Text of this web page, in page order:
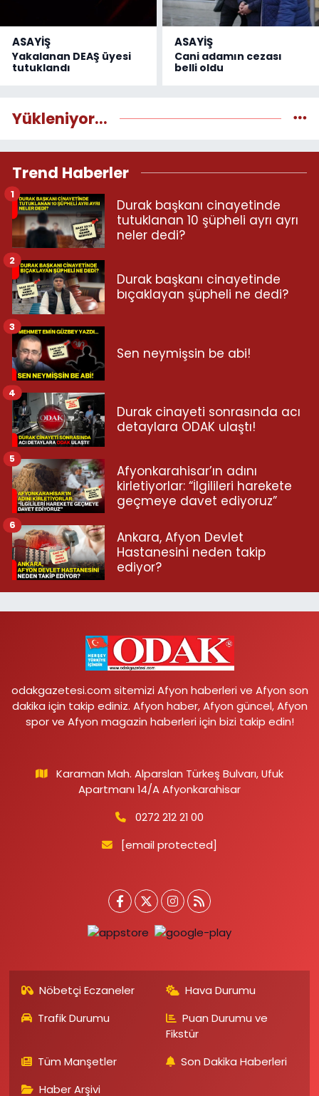
ASAYİŞ
Yakalanan DEAŞ üyesi
tutuklandı
ASAYİŞ
Cani adamın cezası
belli oldu
Yükleniyor...
Trend Haberler
Durak başkanı cinayetinde
tutuklanan 10 şüpheli ayrı ayrı
neler dedi?
1
Durak başkanı cinayetinde
bıçaklayan şüpheli ne dedi?
2
Sen neymişsin be abi!
3
Durak cinayeti sonrasında acı
detaylara ODAK ulaştı!
4
Afyonkarahisar’ın adını
kirletiyorlar: “İlgilileri harekete
geçmeye davet ediyoruz”
5
Ankara, Afyon Devlet
Hastanesini neden takip
ediyor?
6
odakgazetesi.com sitemizi Afyon haberleri ve Afyon son
dakika için takip ediniz. Afyon haber, Afyon güncel, Afyon
spor ve Afyon magazin haberleri için bizi takip edin!
Karaman Mah. Alparslan Türkeş Bulvarı, Ufuk
Apartmanı 14/A Afyonkarahisar
0272 212 21 00
[email protected]
Nöbetçi Eczaneler
Hava Durumu
Trafik Durumu
Puan Durumu ve
Fikstür
Tüm Manşetler
Son Dakika Haberleri
Haber Arşivi